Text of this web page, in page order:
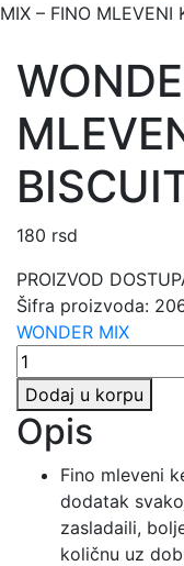
MIX – FINO MLEVENI
180 rsd
PROIZVOD
Šifra proizvoda:
WONDER MIX
WONDER
MIX
-
FINO
MLEVENI
BISCUIT
Dodaj u korpu
Opis
Fino mleveni
dodatak
zasladaili,
količnu uz